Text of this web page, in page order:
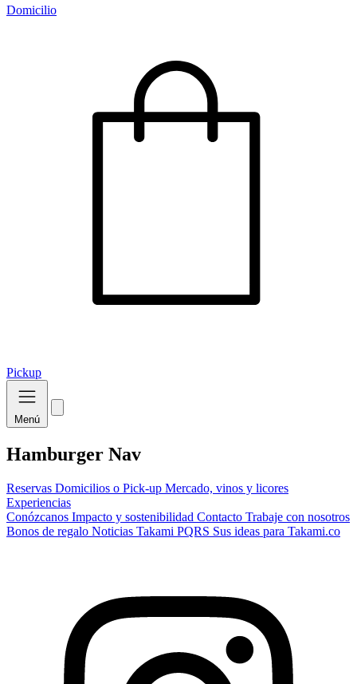
Domicilio
Pickup
Menú
Hamburger Nav
Reservas Domicilios o Pick-up Mercado, vinos y licores
Experiencias
Conózcanos Impacto y sostenibilidad Contacto Trabaje con nosotros
Bonos de regalo Noticias Takami PQRS Sus ideas para Takami.co